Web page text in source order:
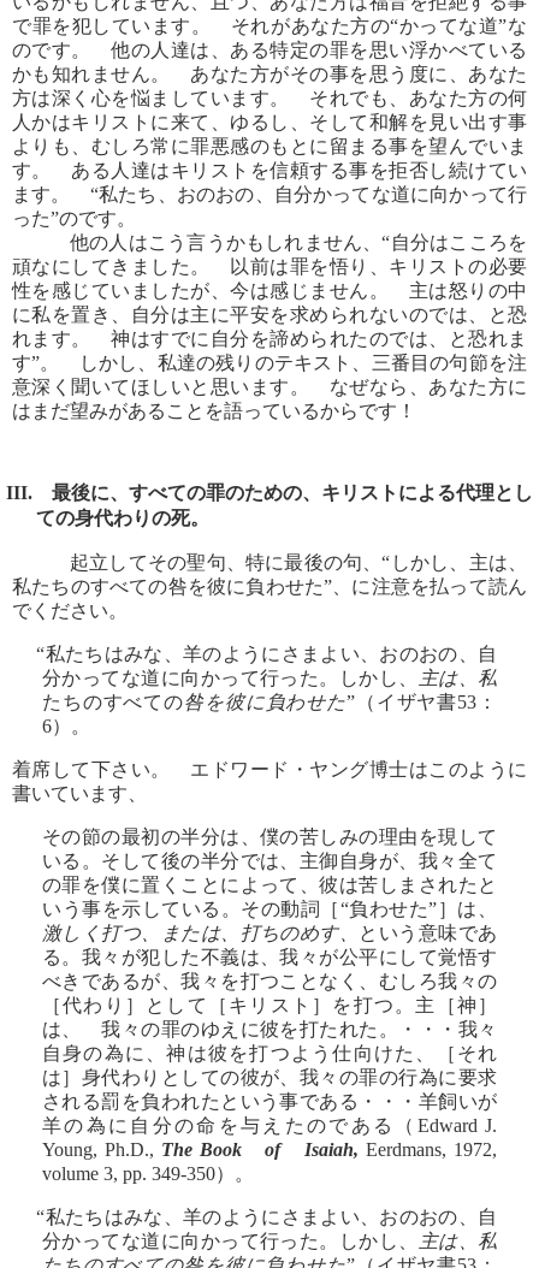
で罪を犯しています。 それがあなた方の“かってな道”な
のです。 他の人達は、ある特定の罪を思い浮かべている
かも知れません。 あなた方がその事を思う度に、あなた
方は深く心を悩ましています。 それでも、あなた方の何
人かはキリストに来て、ゆるし、そして和解を見い出す事
よりも、むしろ常に罪悪感のもとに留まる事を望んでいま
す。 ある人達はキリストを信頼する事を拒否し続けてい
ます。 “私たち、おのおの、自分かってな道に向かって行
った”のです。
他の人はこう言うかもしれません、“自分はこころを
頑なにしてきました。 以前は罪を悟り、キリストの必要
性を感じていましたが、今は感じません。 主は怒りの中
に私を置き、自分は主に平安を求められないのでは、と恐
れます。 神はすでに自分を諦められたのでは、と恐れま
す”。 しかし、私達の残りのテキスト、三番目の句節を注
意深く聞いてほしいと思います。 なぜなら、あなた方に
はまだ望みがあることを語っているからです！
III. 最後に、すべての罪のための、キリストによる代理とし
ての身代わりの死。
起立してその聖句、特に最後の句、“しかし、主は、
私たちのすべての咎を彼に負わせた”、に注意を払って読ん
でください。
“私たちはみな、羊のようにさまよい、おのおの、自
分かってな道に向かって行った。しかし、
主は、私
たちのすべての咎を彼に負わせた”（イザヤ書53：
6）。
着席して下さい。 エドワード・ヤング博士はこのように
書いています、
その節の最初の半分は、僕の苦しみの理由を現して
いる。そして後の半分では、主御自身が、我々全て
の罪を僕に置くことによって、彼は苦しまされたと
いう事を示している。その動詞［“負わせた”］は、
激しく打つ、または、打ちのめす、
という意味であ
る。我々が犯した不義は、我々が公平にして覚悟す
べきであるが、我々を打つことなく、むしろ我々の
［代わり］として［キリスト］を打つ。主［神］
は、 我々の罪のゆえに彼を打たれた。・・・我々
自身の為に、神は彼を打つよう仕向けた、［それ
は］身代わりとしての彼が、我々の罪の行為に要求
される罰を負われたという事である・・・羊飼いが
羊の為に自分の命を与えたのである（Edward J.
Young, Ph.D., The Book of Isaiah, Eerdmans, 1972,
volume 3, pp. 349-350）。
“私たちはみな、羊のようにさまよい、おのおの、自
分かってな道に向かって行った。しかし、
主は、私